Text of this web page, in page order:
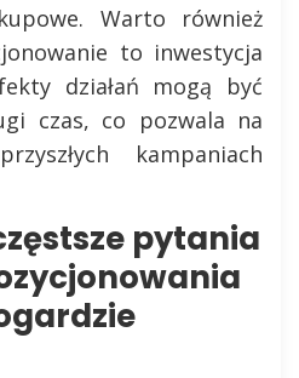
Warto również
to inwestycja
działań mogą być
czas, co pozwala na
kampaniach
pytania